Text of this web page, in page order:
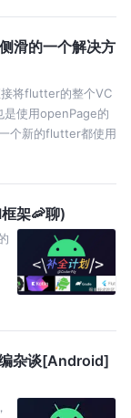
滑的一个解决方
将flutter的整个VC
使用openPage的
个新的flutter都使用
架🦐聊)
杂谈[Android]